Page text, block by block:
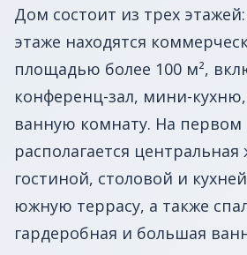
Дом состоит из трех
этаже находятся
площадью более 100 м²,
конференц-зал, мини-
ванную комнату. На первом
располагается центральная
гостиной, столовой и
южную террасу, а также
гардеробная и большая